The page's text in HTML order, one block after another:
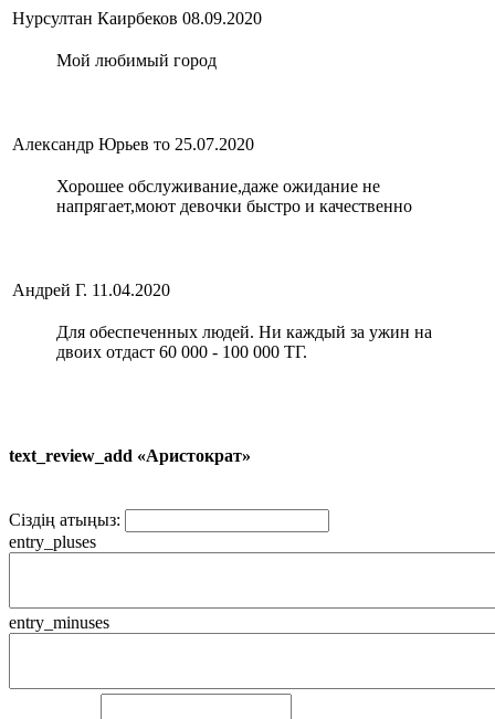
Нурсултан Каирбеков 08.09.2020
Мой любимый город
Александр Юрьев то 25.07.2020
Хорошее обслуживание,даже ожидание не
напрягает,моют девочки быстро и качественно
Андрей Г. 11.04.2020
Для обеспеченных людей. Ни каждый за ужин на
двоих отдаст 60 000 - 100 000 ТГ.
text_review_add «Аристократ»
Сіздің атыңыз:
entry_pluses
entry_minuses